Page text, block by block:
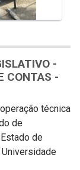
-
CONTAS -
técnica
de
de
Universidade